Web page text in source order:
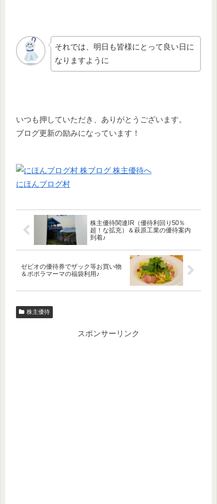
それでは、明日も皆様にとって良い日に
なりますように
いつも押していただき、ありがとうございます。
ブログ更新の励みになっています！
にほんブログ村
株主優待関連IR（優待利回り50％
超！な拡充）＆萩原工業の優待案内
到着♪
ゼビオの優待券でザック等お買い物
＆ポポラマーマの福袋利用♪
株主優待
スポンサーリンク